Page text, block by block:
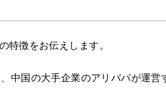
特徴をお伝えします。
中国の大手企業のアリババが運営